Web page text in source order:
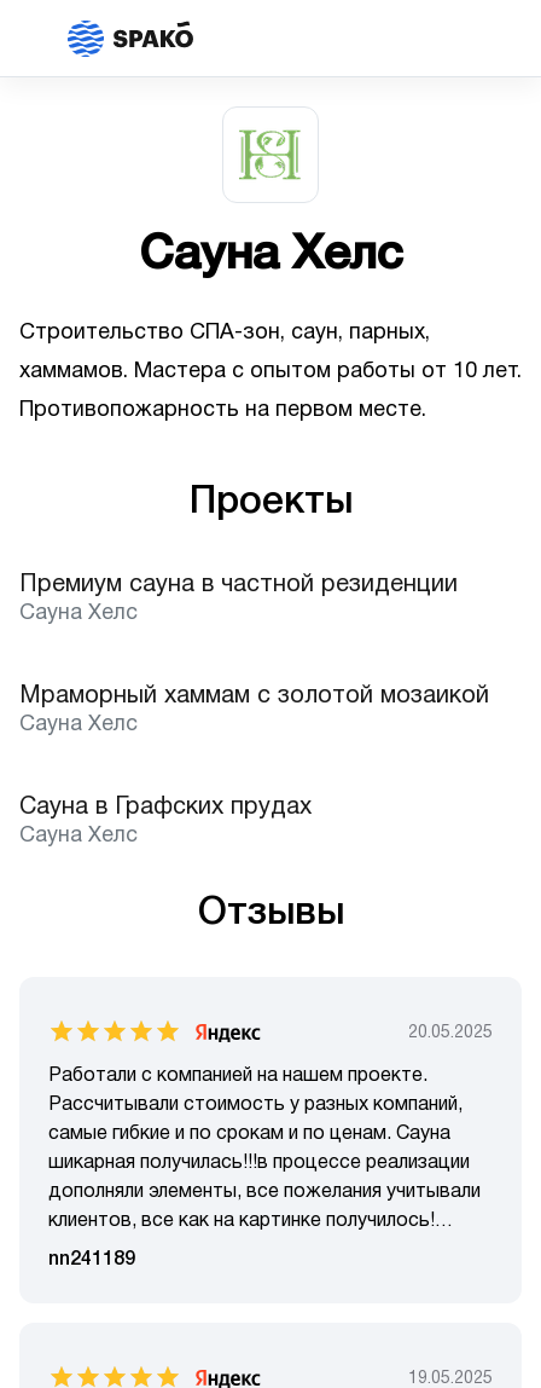
Сауна Хелс
Строительство СПА-зон, саун, парных,
хаммамов. Мастера с опытом работы от 10 лет.
Противопожарность на первом месте.
Проекты
Премиум сауна в частной резиденции
Сауна Хелс
Лучшее
Мраморный хаммам с золотой мозаикой
Сауна Хелс
Лучшее
Сауна в Графских прудах
Сауна Хелс
Отзывы
20.05.2025
Работали с компанией на нашем проекте.
Рассчитывали стоимость у разных компаний,
самые гибкие и по срокам и по ценам. Сауна
шикарная получилась!!!в процессе реализации
дополняли элементы, все пожелания учитывали
клиентов, все как на картинке получилось!
Супер! Также отмечу, что не нужно было сидеть
Будем сотрудничать снова!
nn241189
19.05.2025